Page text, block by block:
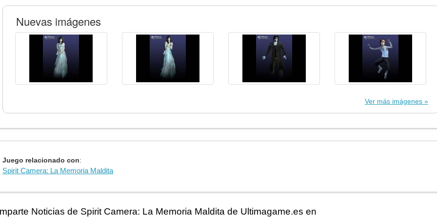
Nuevas imágenes
Ver más imágenes
Juego relacionado con:
Spirit Camera: La Memoria Maldita
Noticias de Spirit Camera: La Memoria Maldita de Ultimagame.es en